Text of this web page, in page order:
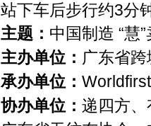
站下车后步行约3分
主题： 中国制造 “慧
主办单位： 广东省
承办单位：
协办单位： 递四方